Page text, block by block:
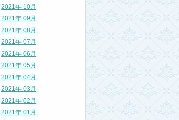
2021年 10月
2021年 09月
2021年 08月
2021年 07月
2021年 06月
2021年 05月
2021年 04月
2021年 03月
2021年 02月
2021年 01月